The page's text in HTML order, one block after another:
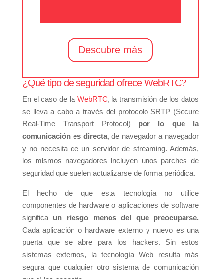
Descubre más
¿Qué tipo de seguridad ofrece WebRTC?
En el caso de la WebRTC, la transmisión de los datos
se lleva a cabo a través del protocolo SRTP (Secure
Real-Time Transport Protocol) por lo que la
comunicación es directa, de navegador a navegador
y no necesita de un servidor de streaming. Además,
los mismos navegadores incluyen unos parches de
seguridad que suelen actualizarse de forma periódica.
El hecho de que esta tecnología no utilice
componentes de hardware o aplicaciones de software
significa un riesgo menos del que preocuparse.
Cada aplicación o hardware externo y nuevo es una
puerta que se abre para los hackers. Sin estos
sistemas externos, la tecnología Web resulta más
segura que cualquier otro sistema de comunicación